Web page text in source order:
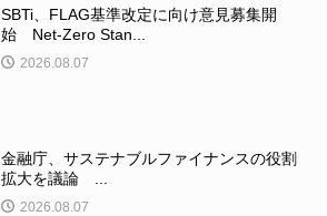
SBTi、FLAG基準改定に向け意見募集開
始 Net-Zero Stan...
2026.08.07
金融庁、サステナブルファイナンスの役割
拡大を議論 ...
2026.08.07